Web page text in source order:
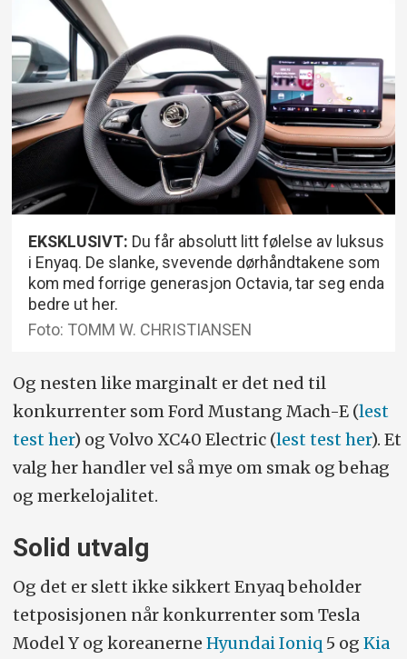
EKSKLUSIVT: Du får absolutt litt følelse av luksus
i Enyaq. De slanke, svevende dørhåndtakene som
kom med forrige generasjon Octavia, tar seg enda
bedre ut her.
Foto: TOMM W. CHRISTIANSEN
Og nesten like marginalt er det ned til
konkurrenter som Ford Mustang Mach-E (lest
test her) og Volvo XC40 Electric (lest test her). Et
valg her handler vel så mye om smak og behag
og merkelojalitet.
Solid utvalg
Og det er slett ikke sikkert Enyaq beholder
tetposisjonen når konkurrenter som Tesla
Model Y og koreanerne Hyundai Ioniq 5 og Kia